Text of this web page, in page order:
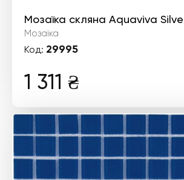
Мозаїка скляна Aquaviva
Мозаїка
Код: 29995
1 311 ₴